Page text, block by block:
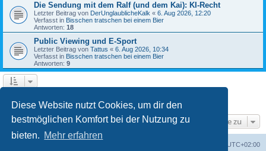
Diese Website nutzt Cookies, um dir den
bestmöglichen Komfort bei der Nutzung zu
bieten. Mehr erfahren
Die Sendung mit dem Ralf (und dem Kai): KI-Recht
Letzter Beitrag von DerUnglaublicheKalk « 6. Aug 2026, 12:20
Verfasst in Bisschen tratschen bei einem Bier
Antworten: 18
Public Viewing und E-Sport
Letzter Beitrag von Tattus « 6. Aug 2026, 10:34
Verfasst in Bisschen tratschen bei einem Bier
Antworten: 9
Gehe zu
UTC+02:00